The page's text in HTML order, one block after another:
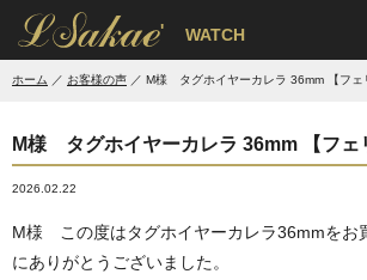
' WATCH
ホーム お客様の声 M様 タグホイヤーカレラ 36mm 【フェ
M様 タグホイヤーカレラ 36mm 【フェ
2026.02.22
M様 この度はタグホイヤーカレラ36mmをお
にありがとうございました。